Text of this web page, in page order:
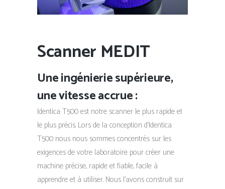
Scanner MEDIT
Une ingénierie supérieure,
une vitesse accrue :
Identica T500 est notre scanner le plus rapide et
le plus précis. Lors de la conception d’Identica
T500 nous nous sommes concentrés sur les
exigences de votre laboratoire pour créer une
machine précise, rapide et fiable, facile à
apprendre et à utiliser. Nous l’avons construit sur